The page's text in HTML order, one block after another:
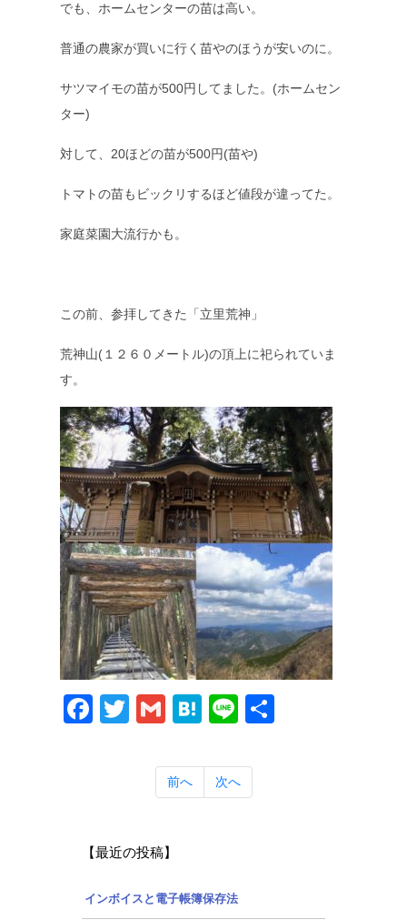
でも、ホームセンターの苗は高い。
普通の農家が買いに行く苗やのほうが安いのに。
サツマイモの苗が500円してました。(ホームセン
ター)
対して、20ほどの苗が500円(苗や)
トマトの苗もビックリするほど値段が違ってた。
家庭菜園大流行かも。
この前、参拝してきた「立里荒神」
荒神山(１２６０メートル)の頂上に祀られていま
す。
Facebook
Twitter
GmailHatena
Line
前へ 次へ
【最近の投稿】
インボイスと電子帳簿保存法